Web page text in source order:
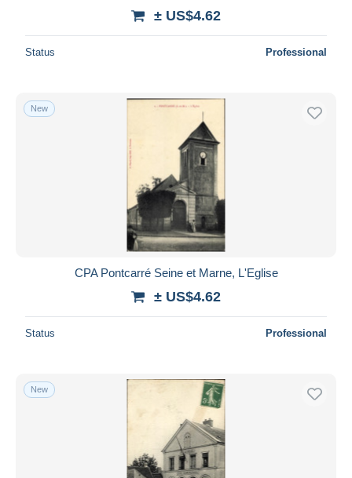
± US$4.62
Status Professional
New
CPA Pontcarré Seine et Marne, L'Eglise
± US$4.62
Status Professional
New